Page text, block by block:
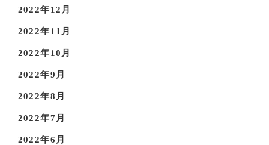
2022年12月
2022年11月
2022年10月
2022年9月
2022年8月
2022年7月
2022年6月